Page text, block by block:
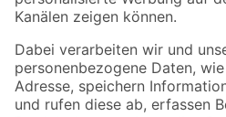
Folge uns
Zahlungsarten